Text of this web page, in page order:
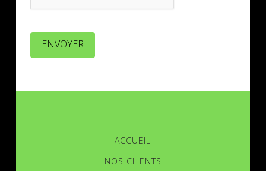
ENVOYER
ACCUEIL
NOS CLIENTS